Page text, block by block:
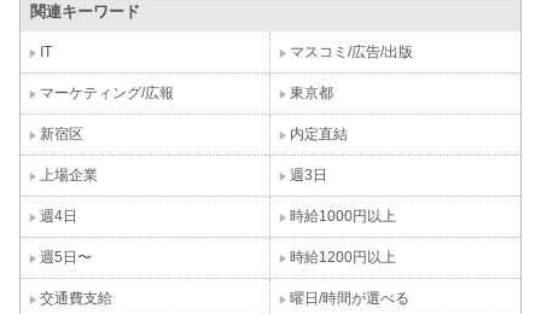
関連キーワード
IT マスコミ/広告/出版
マーケティング/広報 東京都
新宿区 内定直結
上場企業 週3日
週4日 時給1000円以上
週5日〜 時給1200円以上
交通費支給 曜日/時間が選べる